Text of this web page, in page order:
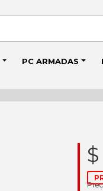
PC ARMADAS
$